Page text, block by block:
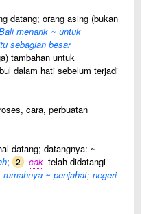
datang; orang asing (bukan
menarik ~ untuk
sebagian besar
tambahan untuk
dalam hati sebelum terjadi
cara, perbuatan
datang; datangnya: ~
; 2 cak telah didatangi
rumahnya ~ penjahat; negeri